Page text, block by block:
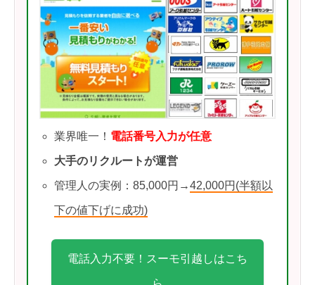
業界唯一！ 電話番号入力が任意
大手のリクルートが運営
管理人の実例：85,000円→42,000円(半額以
下の値下げに成功)
電話入力不要！スーモ引越しはこち